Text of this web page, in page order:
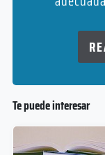
Te puede interesar